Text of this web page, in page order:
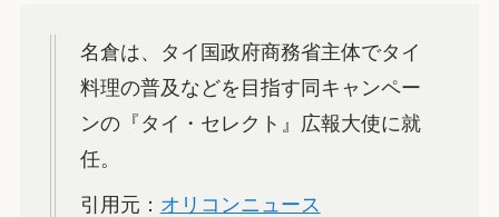
名倉は、タイ国政府商務省主体でタイ
料理の普及などを目指す同キャンペー
ンの『タイ・セレクト』広報大使に就
任。
引用元： オリコンニュース